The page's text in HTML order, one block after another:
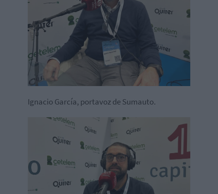
Ignacio García, portavoz de Sumauto.